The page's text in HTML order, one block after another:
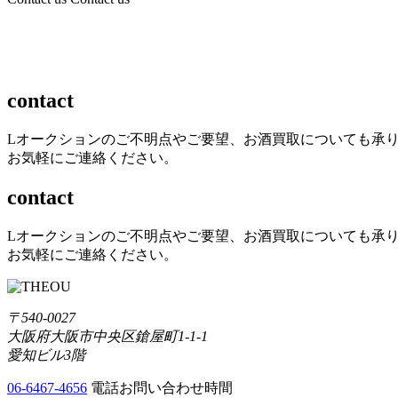
contact
Lオークションのご不明点やご要望、お酒買取についても承り
お気軽にご連絡ください。
contact
Lオークションのご不明点やご要望、お酒買取についても承り
お気軽にご連絡ください。
〒540-0027
大阪府大阪市中央区鎗屋町1-1-1
愛知ビル3階
06-6467-4656 電話お問い合わせ時間